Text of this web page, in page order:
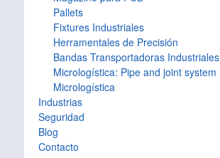
Pallets
Fixtures Industriales
Herramentales de Precisión
Bandas Transportadoras Industriales
Micrologística: Pipe and joint system
Micrologística
Industrias
Seguridad
Blog
Contacto